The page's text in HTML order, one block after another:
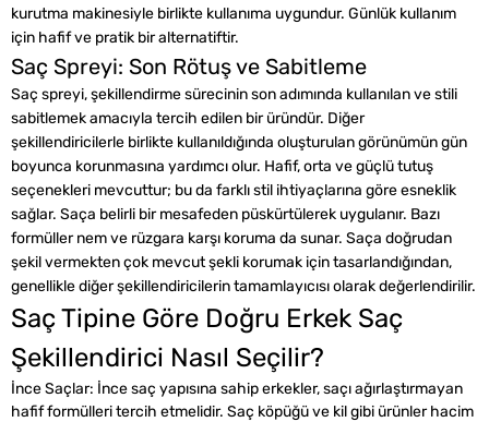
kurutma makinesiyle birlikte kullanıma uygundur. Günlük kullanım
için hafif ve pratik bir alternatiftir.
Saç Spreyi: Son Rötuş ve Sabitleme
Saç spreyi, şekillendirme sürecinin son adımında kullanılan ve stili
sabitlemek amacıyla tercih edilen bir üründür. Diğer
şekillendiricilerle birlikte kullanıldığında oluşturulan görünümün gün
boyunca korunmasına yardımcı olur. Hafif, orta ve güçlü tutuş
seçenekleri mevcuttur; bu da farklı stil ihtiyaçlarına göre esneklik
sağlar. Saça belirli bir mesafeden püskürtülerek uygulanır. Bazı
formüller nem ve rüzgara karşı koruma da sunar. Saça doğrudan
şekil vermekten çok mevcut şekli korumak için tasarlandığından,
genellikle diğer şekillendiricilerin tamamlayıcısı olarak değerlendirilir.
Saç Tipine Göre Doğru Erkek Saç
Şekillendirici Nasıl Seçilir?
İnce Saçlar: İnce saç yapısına sahip erkekler, saçı ağırlaştırmayan
hafif formülleri tercih etmelidir. Saç köpüğü ve kil gibi ürünler hacim